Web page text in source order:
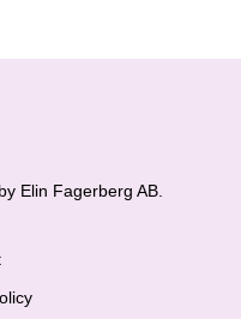
Elin Fagerberg AB.